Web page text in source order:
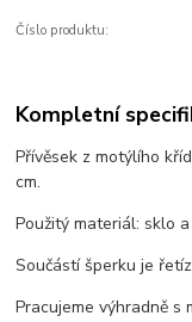
Číslo produktu:
Kompletní
Přívěsek z motýlího
cm.
Použitý materiál: sklo
Součástí šperku je
Pracujeme výhradně s